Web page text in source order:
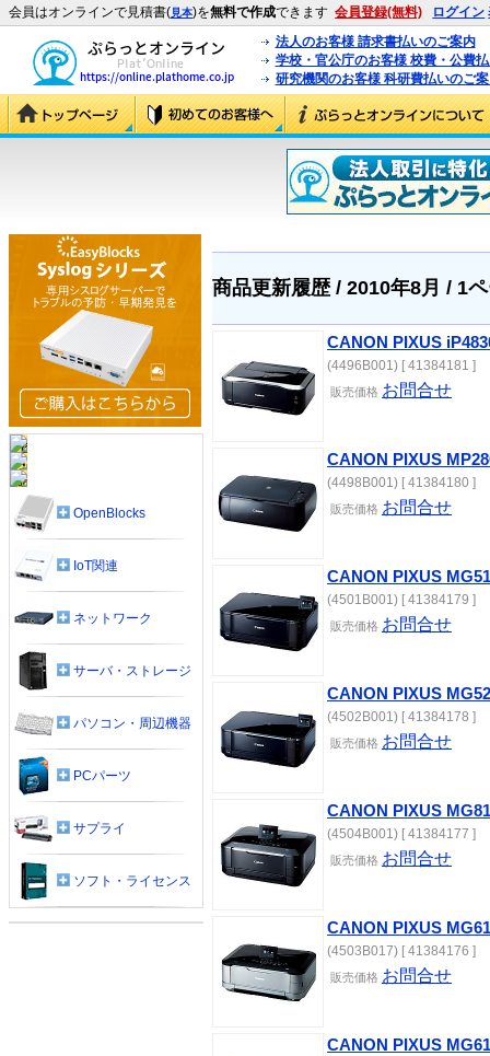
会員はオンラインで見積書(見本)を無料で作成できます 会員登録(無料) ログイン
法人のお客様 請求書払いのご案内
学校・官公庁のお客様 校費・公費
研究機関のお客様 科研費払いのご
商品更新履歴 / 2010年8月 / 1
CANON PIXUS
(4496B001) [ 41384181 ]
販売価格 お問合せ
CANON PIXUS
(4498B001) [ 41384180 ]
販売価格 お問合せ
CANON PIXUS
(4501B001) [ 41384179 ]
販売価格 お問合せ
CANON PIXUS
(4502B001) [ 41384178 ]
販売価格 お問合せ
CANON PIXUS
(4504B001) [ 41384177 ]
販売価格 お問合せ
CANON PIXUS
(4503B017) [ 41384176 ]
販売価格 お問合せ
CANON PIXUS
OpenBlocks
IoT関連
ネットワーク
サーバ・ストレージ
パソコン・周辺機器
PCパーツ
サプライ
ソフト・ライセンス